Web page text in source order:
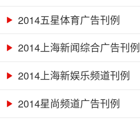
2014五星体育广告刊例
2014上海新闻综合广告刊例
2014上海新娱乐频道刊例
2014星尚频道广告刊例